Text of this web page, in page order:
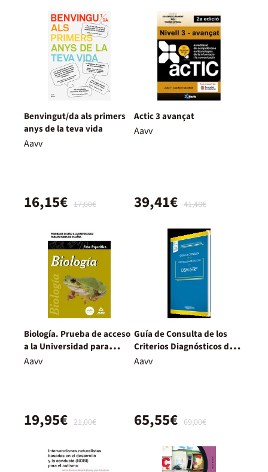
Benvingut/da als primers
anys de la teva vida
Aavv
17,00€
16,15€
Actic 3 avançat
Aavv
41,48€
39,41€
Biología. Prueba de acceso
a la Universidad para
Mayores de 25 años
Aavv
21,00€
19,95€
Guía de Consulta de los
Criterios Diagnósticos del
DSM-5- TR ®
Aavv
69,00€
65,55€